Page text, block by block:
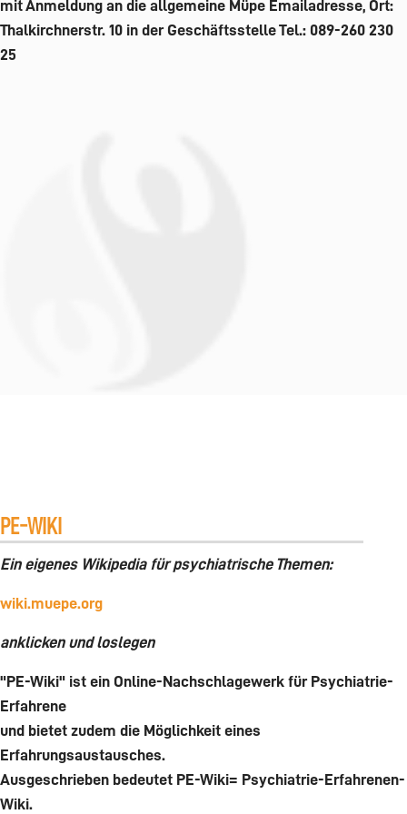
mit Anmeldung an die allgemeine Müpe Emailadresse, Ort:
Thalkirchnerstr. 10 in der Geschäftsstelle Tel.: 089-260 230
25
PE-WIKI
Ein eigenes Wikipedia für psychiatrische Themen:
wiki.muepe.org
anklicken und loslegen
"PE-Wiki" ist ein Online-Nachschlagewerk für Psychiatrie-
Erfahrene
und bietet zudem die Möglichkeit eines
Erfahrungsaustausches.
Ausgeschrieben bedeutet PE-Wiki= Psychiatrie-Erfahrenen-
Wiki.